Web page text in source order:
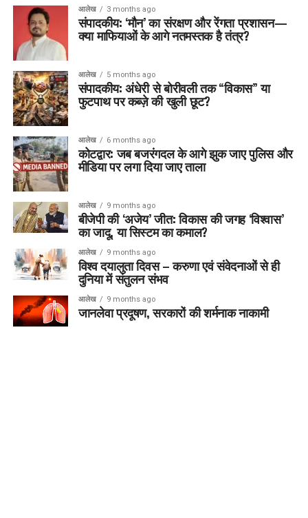
आलेख 3 months ago
संपादकीय: ‘मौन’ का संरक्षण और रेंगता प्रशासन—
क्या माफियाओं के आगे नतमस्तक है तंत्र?
आलेख 5 months ago
संपादकीय: अंधेरी से बोरीवली तक “विकास” या
फुटपाथ पर कब्ज़े की खुली छूट?
आलेख 6 months ago
कोटद्वार: जब बजरंगदल के आगे झुक जाए पुलिस और
मीडिया पर लगा दिया जाए ताला
आलेख 9 months ago
बीजेपी की ‘अजेय’ जीत: विकास की जगह ‘विश्वास’
का जादू, या सिस्टम का कमाल?
आलेख 9 months ago
विश्व दयालुता दिवस – करुणा एवं संवेदनाओं से ही
दुनिया में संतुलन संभव
आलेख 9 months ago
जानलेवा प्रदूषण, सरकारों की शर्मनाक नाकामी